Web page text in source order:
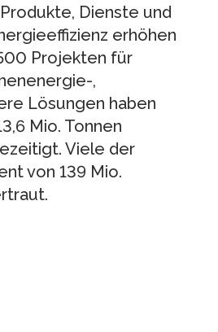
Dienste und
erhöhen
Projekten für
,
Lösungen haben
Mio. Tonnen
Viele der
von 139 Mio.